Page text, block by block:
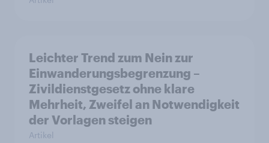
Leichter Trend zum Nein zur
Einwanderungsbegrenzung –
Zivildienstgesetz ohne klare
Mehrheit, Zweifel an Notwendigkeit
der Vorlagen steigen
Artikel